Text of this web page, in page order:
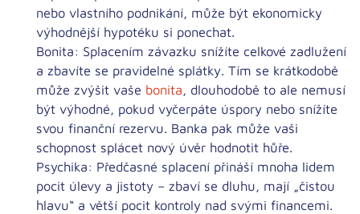
nebo vlastního podnikání, může být ekonomicky
výhodnější hypotéku si ponechat.
Bonita: Splacením závazku snížíte celkové zadlužení
a zbavíte se pravidelné splátky. Tím se krátkodobě
může zvýšit vaše bonita, dlouhodobě to ale nemusí
být výhodné, pokud vyčerpáte úspory nebo snížíte
svou finanční rezervu. Banka pak může vaši
schopnost splácet nový úvěr hodnotit hůře.
Psychika: Předčasné splacení přináší mnoha lidem
pocit úlevy a jistoty – zbaví se dluhu, mají „čistou
hlavu“ a větší pocit kontroly nad svými financemi.